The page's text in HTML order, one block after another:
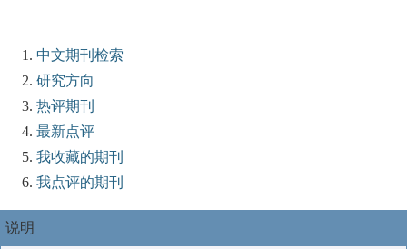
中文期刊检索
研究方向
热评期刊
最新点评
我收藏的期刊
我点评的期刊
说明